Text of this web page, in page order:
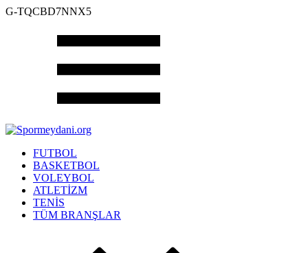
G-TQCBD7NNX5
FUTBOL
BASKETBOL
VOLEYBOL
ATLETİZM
TENİS
TÜM BRANŞLAR